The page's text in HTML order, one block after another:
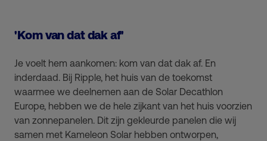
'Kom van dat dak af'
Je voelt hem aankomen: kom van dat dak af. En
inderdaad. Bij Ripple, het huis van de toekomst
waarmee we deelnemen aan de Solar Decathlon
Europe, hebben we de hele zijkant van het huis voorzien
van zonnepanelen. Dit zijn gekleurde panelen die wij
samen met Kameleon Solar hebben ontworpen,